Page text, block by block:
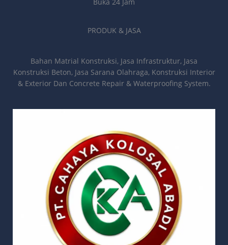
PRODUK & JASA
Bahan Matrial Konstruksi, Jasa Infrastruktur, Jasa
Konstruksi Beton, Jasa Sarana Olahraga, Konstruksi Interior
& Exterior Dan Concrete Repair & Waterproofing System.